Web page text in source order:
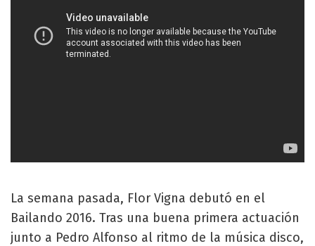
La semana pasada, Flor Vigna debutó en el
Bailando 2016. Tras una buena primera actuación
junto a Pedro Alfonso al ritmo de la música disco,